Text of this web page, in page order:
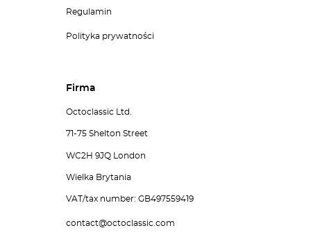
Regulamin
Polityka prywatności
Firma
Octoclassic Ltd.
71-75 Shelton Street
WC2H 9JQ London
Wielka Brytania
VAT/tax number: GB497559419
contact@octoclassic.com